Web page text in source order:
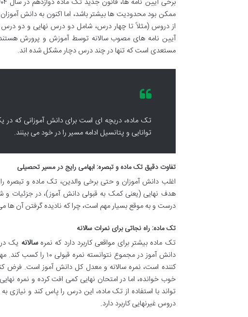
ممکن بود محدودیت ها بیشتر باشد، اما اکنون به دانش
از دروس (مثلاً تا چهار درس، شامل دو درس نهایی و دو درس
آیین نامه های مصوب سالانه توسط آموزش و پرورش
مستعدی است که تنها در چند درس دچار مشکل شده اند.
تک ماده، دریچه ای است برای دانش آموزانی که
توانایی و پتانسیل ادامه مسیر را در خود می بینند.
تفاوت دقیق تک ماده و تبصره: ابهامی رایج در مسیر تحصیلی
اغلب دانش آموزان و حتی برخی والدین، تک ماده و تبصره
هدف نهایی (یعنی کمک به قبولی دانش آموز)، در جزئیات و
درست و به موقع بسیار مهم است، چرا که نادیده گرفتن آن
تک ماده: راه نجاتی برای نمرات سالانه
تک ماده بیشتر برای مواقعی کاربرد دارد که نمرهسالانه
دانش آموز در مجموع
کننده است، نمره سالانه و معدل کل دانش آموز است.
تواند با استفاده از تک ماده، این درس را پاس کند و
دروس غیرنهایی کاربرد دارد.